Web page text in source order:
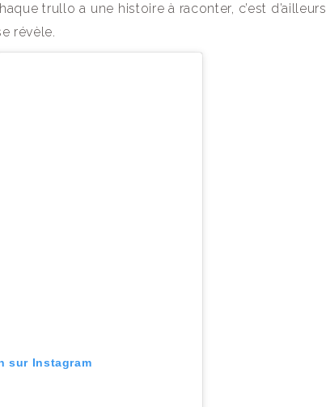
trullo a une histoire à raconter, c’est d’ailleurs
révèle.
sur Instagram